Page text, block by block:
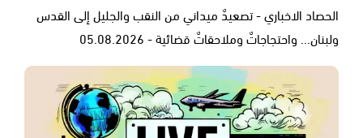
الحصاد الاخباري - تصعيدٌ ميداني من النقب والجليل إلى القدس
ولبنان... واحتجاجاتٌ وملاحقاتٌ قضائية - 05.08.2026